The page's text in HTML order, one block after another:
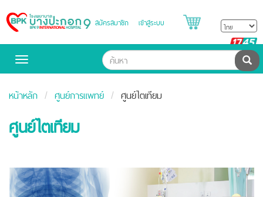
Bangpakok
Hospital
สมัครสมาชิก เข้าสู่ระบบ
Toggle
ค้น
หน้าหลัก ศูนย์การแพทย์ ศูนย์ไตเทียม
ศูนย์ไตเทียม